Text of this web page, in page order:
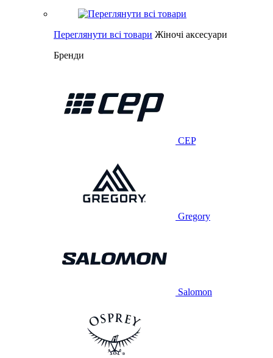
Переглянути всі товари Жіночі аксесуари
Бренди
CEP
Gregory
Salomon